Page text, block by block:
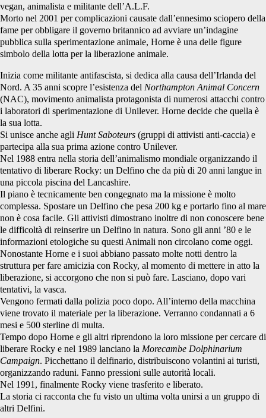
vegan, animalista e militante dell’A.L.F.
Morto nel 2001 per complicazioni causate dall’ennesimo sciopero della
fame per obbligare il governo britannico ad avviare un’indagine
pubblica sulla sperimentazione animale, Horne è una delle figure
simbolo della lotta per la liberazione animale.
Inizia come militante antifascista, si dedica alla causa dell’Irlanda del
Nord. A 35 anni scopre l’esistenza del Northampton Animal Concern
(NAC), movimento animalista protagonista di numerosi attacchi contro
i laboratori di sperimentazione di Unilever. Horne decide che quella è
la sua lotta.
Si unisce anche agli Hunt Saboteurs (gruppi di attivisti anti-caccia) e
partecipa alla sua prima azione contro Unilever.
Nel 1988 entra nella storia dell’animalismo mondiale organizzando il
tentativo di liberare Rocky: un Delfino che da più di 20 anni langue in
una piccola piscina del Lancashire.
Il piano è tecnicamente ben congegnato ma la missione è molto
complessa. Spostare un Delfino che pesa 200 kg e portarlo fino al mare
non è cosa facile. Gli attivisti dimostrano inoltre di non conoscere bene
le difficoltà di reinserire un Delfino in natura. Sono gli anni ’80 e le
informazioni etologiche su questi Animali non circolano come oggi.
Nonostante Horne e i suoi abbiano passato molte notti dentro la
struttura per fare amicizia con Rocky, al momento di mettere in atto la
liberazione, si accorgono che non si può fare. Lasciano, dopo vari
tentativi, la vasca.
Vengono fermati dalla polizia poco dopo. All’interno della macchina
viene trovato il materiale per la liberazione. Verranno condannati a 6
mesi e 500 sterline di multa.
Tempo dopo Horne e gli altri riprendono la loro missione per cercare di
liberare Rocky e nel 1989 lanciano la Morecambe Dolphinarium
Campaign. Picchettano il delfinario, distribuiscono volantini ai turisti,
organizzando raduni. Fanno pressioni sulle autorità locali.
Nel 1991, finalmente Rocky viene trasferito e liberato.
La storia ci racconta che fu visto un ultima volta unirsi a un gruppo di
altri Delfini.